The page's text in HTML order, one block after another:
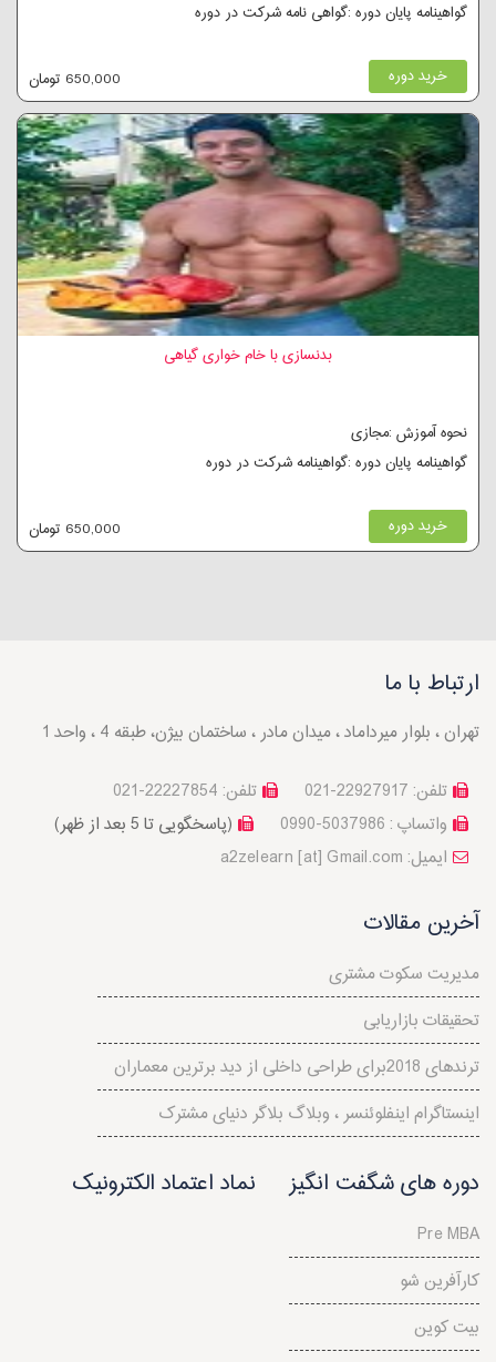
گواهینامه پایان دوره :گواهی نامه شرکت در دوره
خرید دوره 650,000 تومان
بدنسازی با خام خواری گیاهی
نحوه آموزش :مجازی
گواهینامه پایان دوره :گواهینامه شرکت در دوره
خرید دوره 650,000 تومان
ارتباط با ما
تهران ، بلوار میرداماد ، میدان مادر ، ساختمان بیژن، طبقه 4 ، واحد 1
تلفن: 22227854-021
تلفن: 22927917-021
(پاسخگویی تا 5 بعد از ظهر)
واتساپ : 5037986-0990
a2zelearn [at] Gmail.com :ایمیل
آخرین مقالات
مدیریت سکوت مشتری
تحقیقات بازاریابی
ترندهای 2018برای طراحی داخلی از دید برترین معماران
اینستاگرام اینفلوئنسر ، وبلاگ بلاگر دنیای مشترک
دوره های شگفت انگیز
Pre MBA
کارآفرین شو
بیت کوین
نماد اعتماد الکترونیک